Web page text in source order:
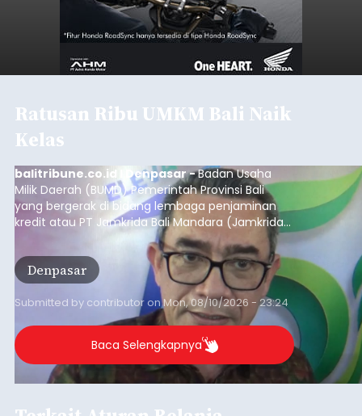
Ratusan Ribu UMKM Bali Naik
Kelas
balitribune.co.id I Denpasar -Badan Usaha
Milik Daerah (BUMD) Pemerintah Provinsi Bali
yang bergerak di bidang lembaga penjaminan
kredit atau PT Jamkrida Bali Mandara (Jamkrida
Bali) telah mencatatkan penjaminan kredit
kepada 549 ribu usaha mikro, kecil dan
menengah (UMKM) di Bali.
Denpasar
Submitted by contributor onMon, 08/10/2026 - 23:24
Baca Selengkapnya